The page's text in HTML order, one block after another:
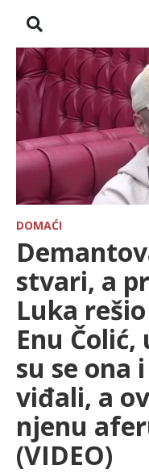
NASLOVNA
VESTI
ZADRUGA
HRONIKA
FARMERI
SPORT
LIFESTYLE
EXTRA
DOMAĆI
stvari, a
Luka
Enu Čolić,
su se ona
viđali, a
njenu
(VIDEO)